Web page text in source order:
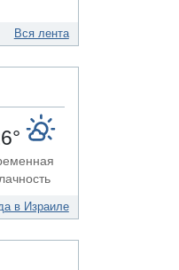
Вся лента
в Израиле